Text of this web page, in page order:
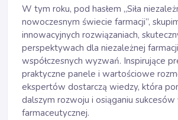
W tym roku, pod hasłem „Siła
nowoczesnym świecie farmacji”,
innowacyjnych rozwiązaniach,
perspektywach dla niezależnej
współczesnych wyzwań. Inspirujące
praktyczne panele i wartościowe
ekspertów dostarczą wiedzy, która
dalszym rozwoju i osiąganiu
farmaceutycznej.